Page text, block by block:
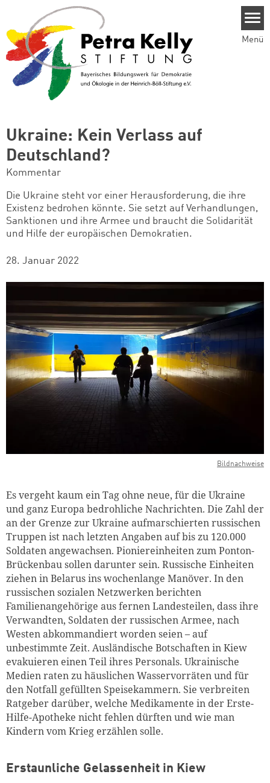
Menü
Ukraine: Kein Verlass auf
Deutschland?
Kommentar
Die Ukraine steht vor einer Herausforderung, die ihre
Existenz bedrohen könnte. Sie setzt auf Verhandlungen,
Sanktionen und ihre Armee und braucht die Solidarität
und Hilfe der europäischen Demokratien.
28. Januar 2022
Bildnachweise
Es vergeht kaum ein Tag ohne neue, für die Ukraine
und ganz Europa bedrohliche Nachrichten. Die Zahl der
an der Grenze zur Ukraine aufmarschierten russischen
Truppen ist nach letzten Angaben auf bis zu 120.000
Soldaten angewachsen. Pioniereinheiten zum Ponton-
Brückenbau sollen darunter sein. Russische Einheiten
ziehen in Belarus ins wochenlange Manöver. In den
russischen sozialen Netzwerken berichten
Familienangehörige aus fernen Landesteilen, dass ihre
Verwandten, Soldaten der russischen Armee, nach
Westen abkommandiert worden seien – auf
unbestimmte Zeit. Ausländische Botschaften in Kiew
evakuieren einen Teil ihres Personals. Ukrainische
Medien raten zu häuslichen Wasservorräten und für
den Notfall gefüllten Speisekammern. Sie verbreiten
Ratgeber darüber, welche Medikamente in der Erste-
Hilfe-Apotheke nicht fehlen dürften und wie man
Kindern vom Krieg erzählen solle.
Erstaunliche Gelassenheit in Kiew